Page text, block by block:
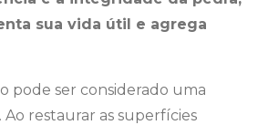
sua vida útil e agrega
pode ser considerado uma
restaurar as superfícies